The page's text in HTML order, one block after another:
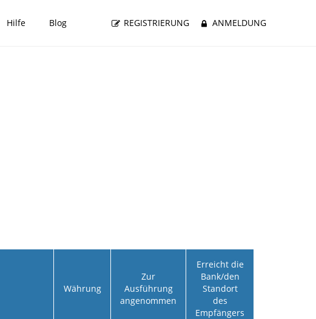
Hilfe Blog REGISTRIERUNG ANMELDUNG
Währung
Zur
Ausführung
angenommen
Erreicht die
Bank/den
Standort
des
Empfängers